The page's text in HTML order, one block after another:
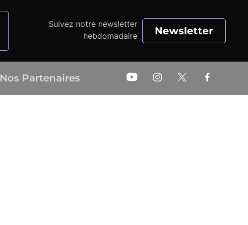
Suivez notre newsletter
hebdomadaire
Newsletter
Nos Partenaires